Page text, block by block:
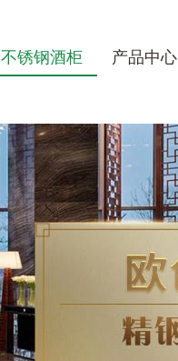
不锈钢酒柜 产品中心